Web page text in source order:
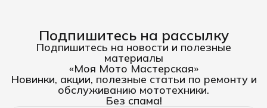
Подпишитесь на рассылку
Подпишитесь на новости и полезные
материалы
«Моя Мото Мастерская»
Новинки, акции, полезные статьи по ремонту и
обслуживанию мототехники.
Без спама!